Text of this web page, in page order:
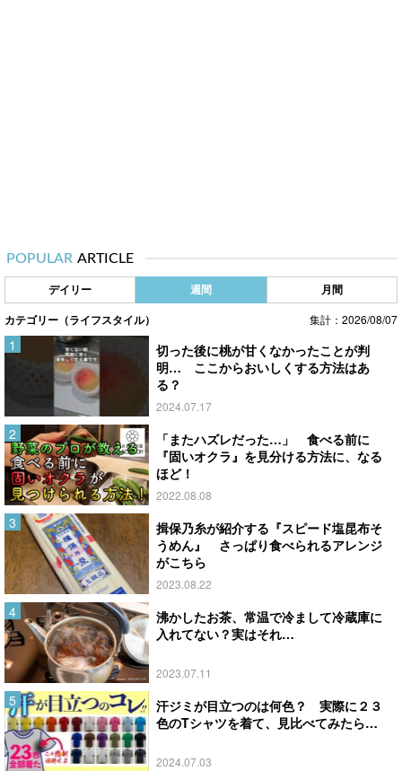
POPULAR ARTICLE
デイリー 週間 月間
カテゴリー（ライフスタイル） 集計：2026/08/07
切った後に桃が甘くなかったことが判
明… ここからおいしくする方法はあ
る？
2024.07.17
「またハズレだった…」 食べる前に
『固いオクラ』を見分ける方法に、なる
ほど！
2022.08.08
揖保乃糸が紹介する『スピード塩昆布そ
うめん』 さっぱり食べられるアレンジ
がこちら
2023.08.22
沸かしたお茶、常温で冷まして冷蔵庫に
入れてない？実はそれ…
2023.07.11
汗ジミが目立つのは何色？ 実際に２３
色のTシャツを着て、見比べてみたら…
2024.07.03